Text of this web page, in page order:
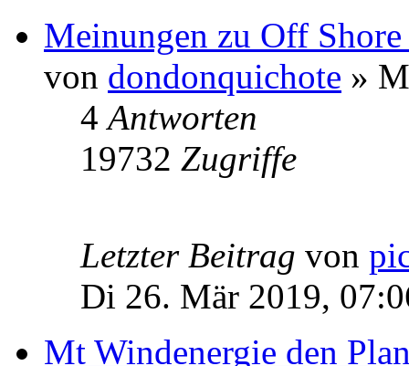
Meinungen zu Off Shore
von dondonquichote »
4Antworten
19732 Zugriffe
Letzter Beitrag von
Di 26. Mär 2019,
Mt Windenergie den